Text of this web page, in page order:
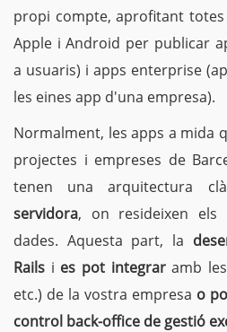
propi compte, aprofitant
Apple i Android per publicar
a usuaris) i apps enterprise
les eines app d'una empresa).
Normalment, les apps a mida
projectes i empreses de
tenen una arquitectura
servidora, on resideixen els
dades. Aquesta part, la
Rails i es pot integraramb les
etc.) de la vostra empresa o
control back-office de gestió